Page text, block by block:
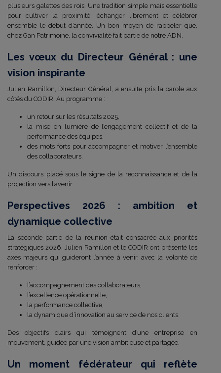
plusieurs galettes des rois. Une tradition simple mais essentielle
pour cultiver la proximité, échanger librement et célébrer
ensemble le début d’année. Un bon moyen de rappeler que,
chez Gan Patrimoine, la convivialité fait partie de notre ADN.
Les vœux du Directeur Général : une
vision inspirante
Julien Ramillon, Directeur Général, a ensuite pris la parole aux
côtés du CODIR. Au programme :
un retour sur les résultats 2025,
la mise en lumière de l’engagement collectif et de la
performance des équipes,
des mots forts pour accompagner et motiver l’ensemble
des collaborateurs.
Un discours placé sous le signe de la reconnaissance et de la
projection vers l’avenir.
Perspectives 2026 : ambition et
dynamique collective
La seconde partie de la réunion était consacrée aux priorités
stratégiques 2026. Julien Ramillon et le CODIR ont présenté les
axes majeurs qui guideront l’année à venir, avec la volonté de
renforcer :
l’accompagnement des collaborateurs,
l’excellence opérationnelle,
la performance collective,
la dynamique d’innovation au service de nos clients.
Des objectifs clairs qui témoignent d’une entreprise en
mouvement, guidée par une vision ambitieuse et partagée.
Un moment fédérateur qui reflète